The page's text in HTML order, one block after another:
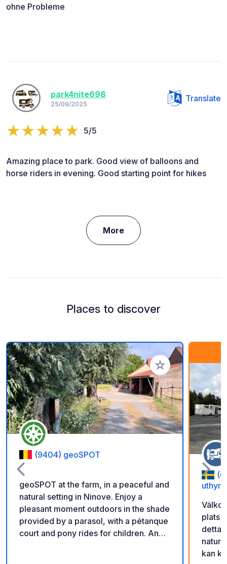
ohne Probleme
park4nite698
25/09/2025
Translate
5/5
Amazing place to park. Good view of balloons and
horse riders in evening. Good starting point for hikes
More
Places to discover
Add to your
(9404) geoSPOT
geoSPOT at the farm, in a peaceful and
natural setting in Ninove. Enjoy a
pleasant moment outdoors in the shade
provided by a parasol, with a pétanque
court and pony rides for children. An
plats
detta
natur
kan